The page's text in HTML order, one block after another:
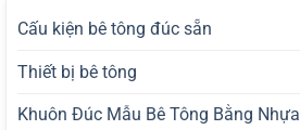
Cấu kiện bê tông đúc sẵn
Thiết bị bê tông
Khuôn Đúc Mẫu Bê Tông Bằng Nhựa